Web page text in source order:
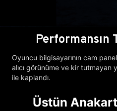
Performansın
Oyuncu bilgisayarının cam
alıcı görünüme ve kir tutmayan
ile kaplandı.
Üstün